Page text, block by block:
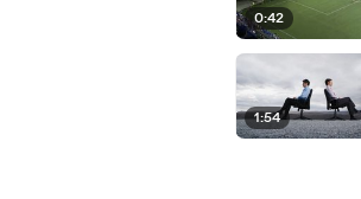
0:42
1:54